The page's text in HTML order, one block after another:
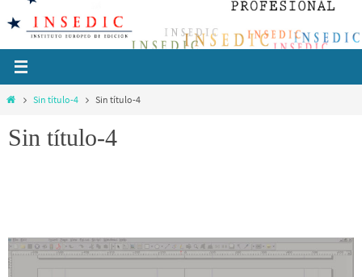
contenido
InicioSin título-4 Sin título-4
Sin título-4